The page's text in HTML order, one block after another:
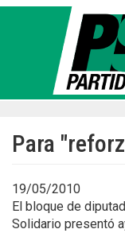
Pasar
Para
19/05/2010
El bloque de
Solidario presentó